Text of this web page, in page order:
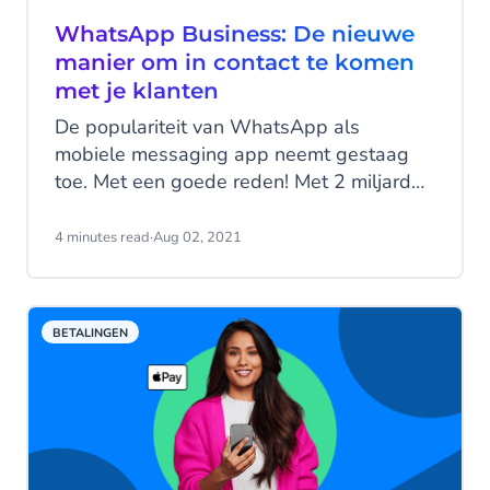
WhatsApp Business: De nieuwe
manier om in contact te komen
met je klanten
De populariteit van WhatsApp als
mobiele messaging app neemt gestaag
toe. Met een goede reden! Met 2 miljard
miljard berichten per dag versturen, in 180
WhatsApp) het platform hebben
uitgebreid met een zakelijke toepassing:
WhatsApp Business.
4 minutes read·Aug 02, 2021
BETALINGEN